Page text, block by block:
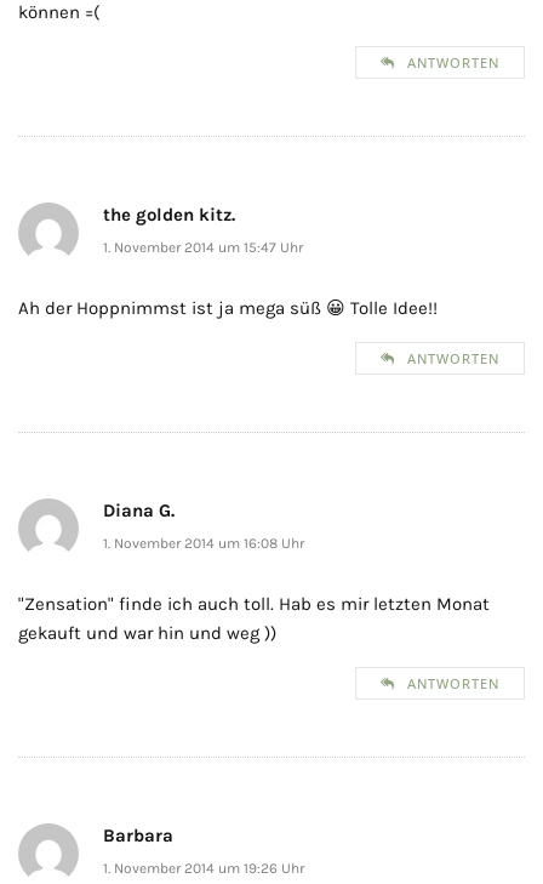
können =(
ANTWORTEN
the golden kitz.
1. November 2014 um 15:47 Uhr
Ah der Hoppnimmst ist ja mega süß 😀 Tolle Idee!!
ANTWORTEN
Diana G.
1. November 2014 um 16:08 Uhr
"Zensation" finde ich auch toll. Hab es mir letzten Monat
gekauft und war hin und weg ))
ANTWORTEN
Barbara
1. November 2014 um 19:26 Uhr